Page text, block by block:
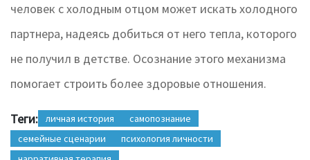
человек с холодным отцом может искать холодного
партнера, надеясь добиться от него тепла, которого
не получил в детстве. Осознание этого механизма
помогает строить более здоровые отношения.
Теги: личная история
самопознание
семейные сценарии
психология личности